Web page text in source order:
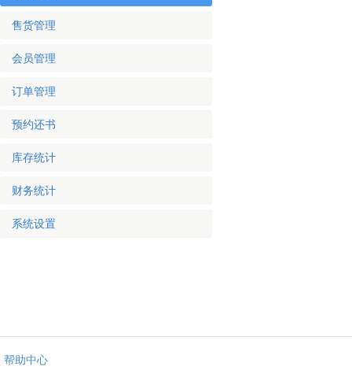
售货管理
会员管理
订单管理
预约还书
库存统计
财务统计
系统设置
帮助中心